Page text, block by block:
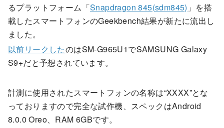
るプラットフォーム「Snapdragon 845(sdm845) 」を搭
載したスマートフォンのGeekbench結果が新たに流出し
ました。
以前リークしたのはSM-G965U1でSAMSUNG Galaxy
S9+だと予想されています。
計測に使用されたスマートフォンの名称は“XXXX”とな
っておりますので完全な試作機、スペックはAndroid
8.0.0 Oreo、RAM 6GBです。